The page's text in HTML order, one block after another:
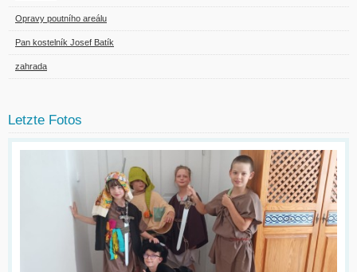
Opravy poutního areálu
Pan kostelník Josef Batík
zahrada
Letzte Fotos